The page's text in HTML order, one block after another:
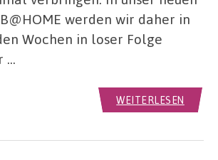
werden wir daher in
Wochen in loser Folge
…
WEITERLESEN